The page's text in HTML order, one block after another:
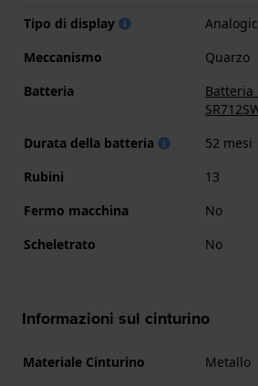
Tipo di display
Meccanismo
Quarzo
Batteria
Batteria
Durata della batteria
52 mesi
Rubini
13
Fermo macchina
No
Scheletrato
No
Informazioni sul cinturino
Materiale Cinturino
Metallo